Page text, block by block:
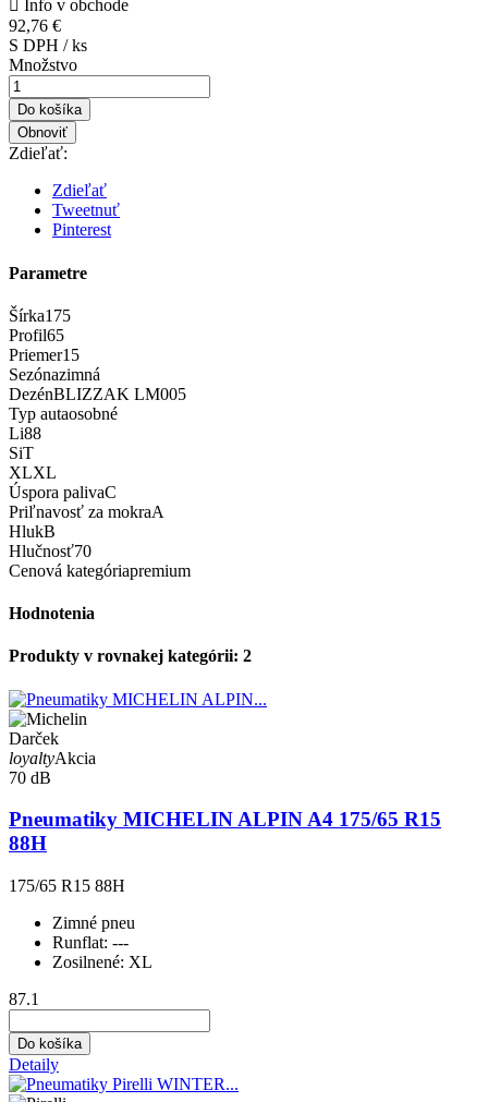
Info v obchode
92,76 €
S DPH / ks
Množstvo
Do košíka
Zdieľať:
Zdieľať
Tweetnuť
Pinterest
Parametre
Šírka175
Profil65
Priemer15
Sezónazimná
DezénBLIZZAK LM005
Typ autaosobné
Li88
SiT
XLXL
Úspora palivaC
Priľnavosť za mokraA
HlukB
Hlučnosť70
Cenová kategóriapremium
Hodnotenia
Produkty v rovnakej kategórii: 2
Darček
loyaltyAkcia
70 dB
Pneumatiky MICHELIN ALPIN A4 175/65 R15
88H
175/65 R15 88H
Zimné pneu
Runflat: ---
Zosilnené: XL
87.1
Do košíka
Detaily